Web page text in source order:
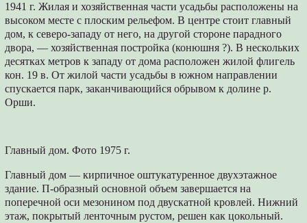
1941 г. Жилая и хозяйственная части усадьбы расположены на
высоком месте с плоским рельефом. В центре стоит главный
дом, к северо-западу от него, на другой стороне парадного
двора, — хозяйственная постройка (конюшня ?). В нескольких
десятках метров к западу от дома расположен жилой флигель
кон. 19 в. От жилой части усадьбы в южном направлении
спускается парк, заканчивающийся обрывом к долине р.
Орши.
Главный дом. Фото 1975 г.
Главный дом — кирпичное оштукатуренное двухэтажное
здание. П-образный основной объем завершается на
поперечной оси мезонином под двускатной кровлей. Нижний
этаж, покрытый ленточным рустом, решен как цокольный.